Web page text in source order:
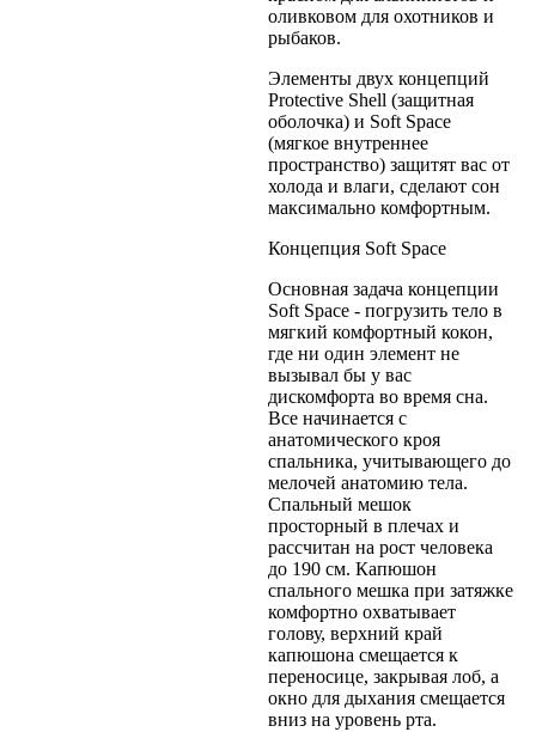
оливковом для охотников и
рыбаков.
Элементы двух концепций
Protective Shell (защитная
оболочка) и Soft Space
(мягкое внутреннее
пространство) защитят вас от
холода и влаги, сделают сон
максимально комфортным.
Концепция Soft Space
Основная задача концепции
Soft Space - погрузить тело в
мягкий комфортный кокон,
где ни один элемент не
вызывал бы у вас
дискомфорта во время сна.
Все начинается с
анатомического кроя
спальника, учитывающего до
мелочей анатомию тела.
Спальный мешок
просторный в плечах и
рассчитан на рост человека
до 190 см. Капюшон
спального мешка при затяжке
комфортно охватывает
голову, верхний край
капюшона смещается к
переносице, закрывая лоб, а
окно для дыхания смещается
вниз на уровень рта.